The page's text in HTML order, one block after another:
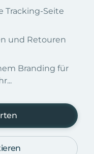
Tracking-Seite
und Retouren
Branding für